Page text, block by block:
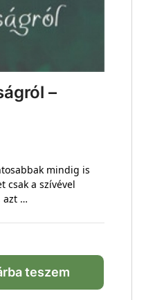
–
mindig is
csak a szívével
azt …
teszem